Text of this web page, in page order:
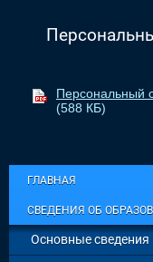
Персональный
(588 КБ)
ГЛАВНАЯ
СВЕДЕНИЯ ОБ
Основные сведения